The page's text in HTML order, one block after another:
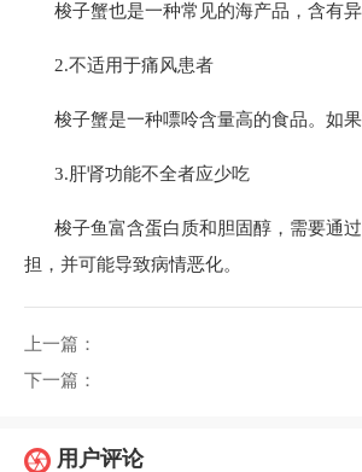
梭子蟹也是一种常见的海产品，含有
2.不适用于痛风患者
梭子蟹是一种嘌呤含量高的食品。如
3.肝肾功能不全者应少吃
梭子鱼富含蛋白质和胆固醇，需要通
担，并可能导致病情恶化。
上一篇：
下一篇：
用户评论